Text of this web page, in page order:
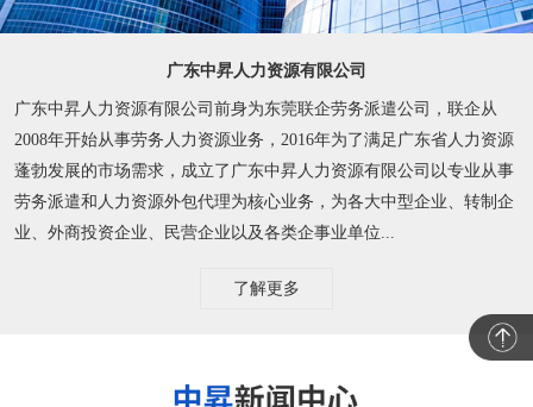
广东中昇人力资源有限公司
广东中昇人力资源有限公司前身为东莞联企劳务派遣公司，联企从
2008年开始从事劳务人力资源业务，2016年为了满足广东省人力资源
蓬勃发展的市场需求，成立了广东中昇人力资源有限公司以专业从事
劳务派遣和人力资源外包代理为核心业务，为各大中型企业、转制企
业、外商投资企业、民营企业以及各类企事业单位...
了解更多